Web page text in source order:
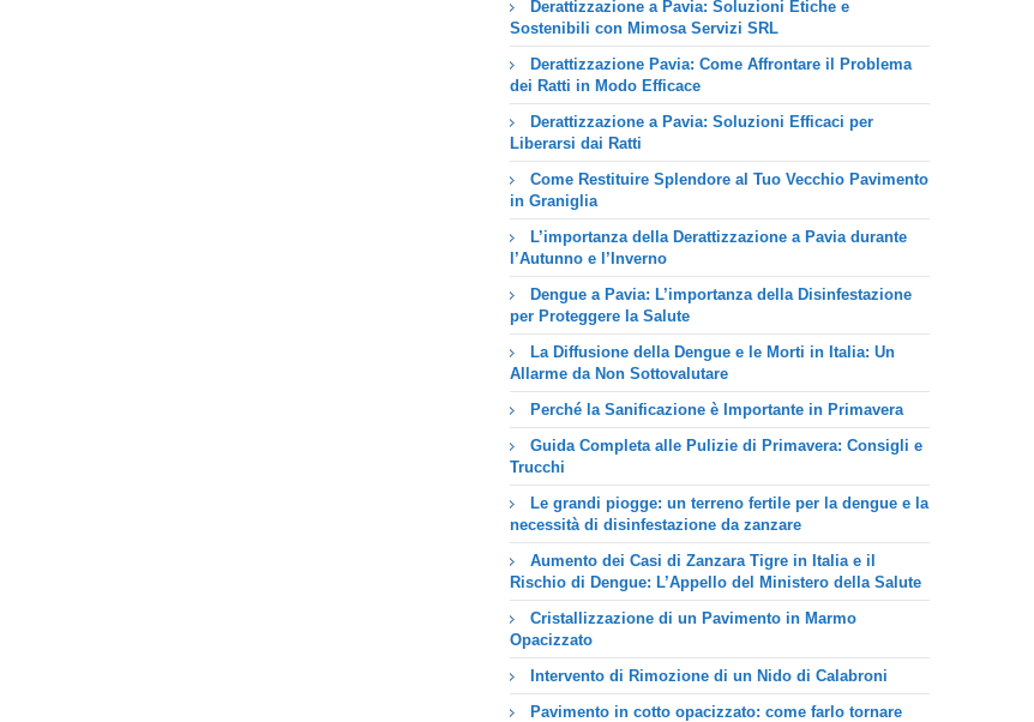
Derattizzazione a Pavia: Soluzioni Etiche e
Sostenibili con Mimosa Servizi SRL
Derattizzazione Pavia: Come Affrontare il Problema
dei Ratti in Modo Efficace
Derattizzazione a Pavia: Soluzioni Efficaci per
Liberarsi dai Ratti
Come Restituire Splendore al Tuo Vecchio Pavimento
in Graniglia
L’importanza della Derattizzazione a Pavia durante
l’Autunno e l’Inverno
Dengue a Pavia: L’importanza della Disinfestazione
per Proteggere la Salute
La Diffusione della Dengue e le Morti in Italia: Un
Allarme da Non Sottovalutare
Perché la Sanificazione è Importante in Primavera
Guida Completa alle Pulizie di Primavera: Consigli e
Trucchi
Le grandi piogge: un terreno fertile per la dengue e la
necessità di disinfestazione da zanzare
Aumento dei Casi di Zanzara Tigre in Italia e il
Rischio di Dengue: L’Appello del Ministero della Salute
Cristallizzazione di un Pavimento in Marmo
Opacizzato
Intervento di Rimozione di un Nido di Calabroni
Pavimento in cotto opacizzato: come farlo tornare